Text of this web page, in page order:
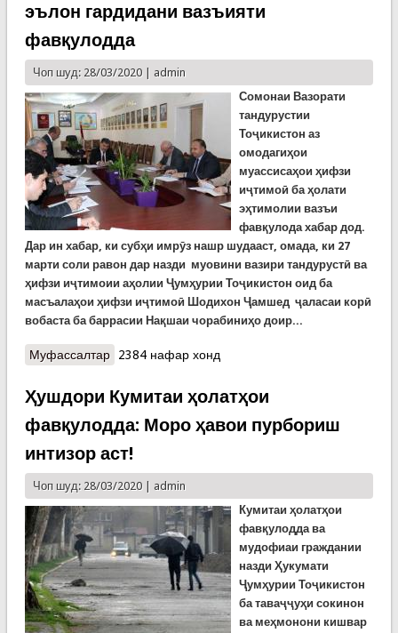
эълон гардидани вазъияти
фавқулодда
Чоп шуд: 28/03/2020 | admin
Сомонаи Вазорати
тандурустии
Тоҷикистон аз
омодагиҳои
муассисаҳои ҳифзи
иҷтимоӣ ба ҳолати
эҳтимолии вазъи
фавқулода хабар дод.
Дар ин хабар, ки субҳи имрӯз нашр шудааст, омада, ки 27
марти соли равон дар назди муовини вазири тандурустӣ ва
ҳифзи иҷтимоии аҳолии Ҷумҳурии Тоҷикистон оид ба
масъалаҳои ҳифзи иҷтимоӣ Шодихон Ҷамшед ҷаласаи корӣ
вобаста ба баррасии Нақшаи чорабиниҳо доир...
Муфассалтаро Омодагии муассисаҳои ҳифзи иҷтимоии аҳолӣ
фавқулодда
2384 нафар хонд
Ҳушдори Кумитаи ҳолатҳои
фавқулодда: Моро ҳавои пурбориш
интизор аст!
Чоп шуд: 28/03/2020 | admin
Кумитаи ҳолатҳои
фавқулодда ва
мудофиаи граждании
назди Ҳукумати
Ҷумҳурии Тоҷикистон
ба таваҷҷуҳи сокинон
ва меҳмонони кишвар